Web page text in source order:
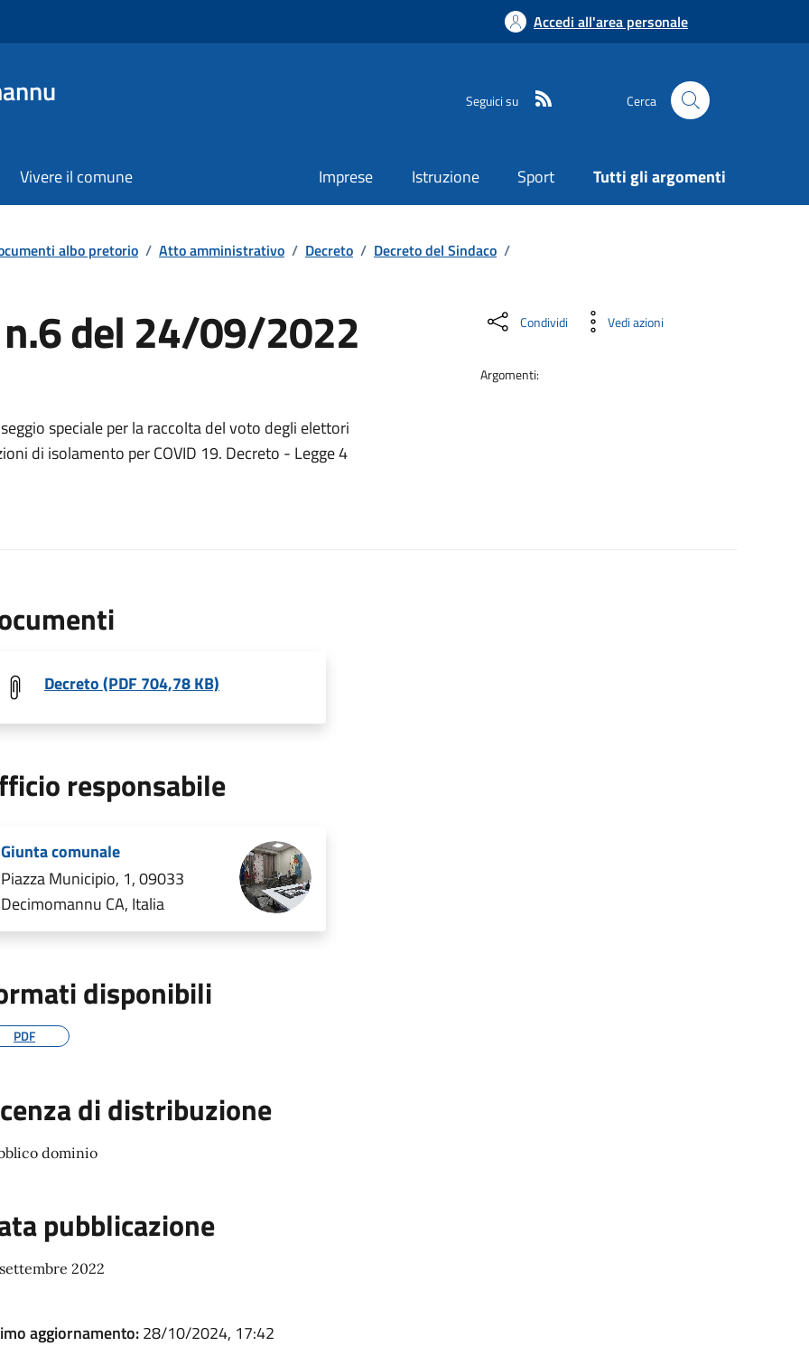
Accedi all'area personale
Seguici su Cerca
Vivere il comune Imprese Istruzione Sport Tutti gli argomenti
albo pretorio / Atto amministrativo / Decreto / Decreto del Sindaco /
del 24/09/2022
speciale per la raccolta del voto degli elettori
di isolamento per COVID 19. Decreto - Legge 4
Condividi Vedi azioni
Argomenti:
Decreto (PDF 704,78 KB)
responsabile
Giunta comunale
Piazza Municipio, 1, 09033
Decimomannu CA, Italia
disponibili
PDF
di distribuzione
dominio
pubblicazione
2022
aggiornamento:28/10/2024, 17:42